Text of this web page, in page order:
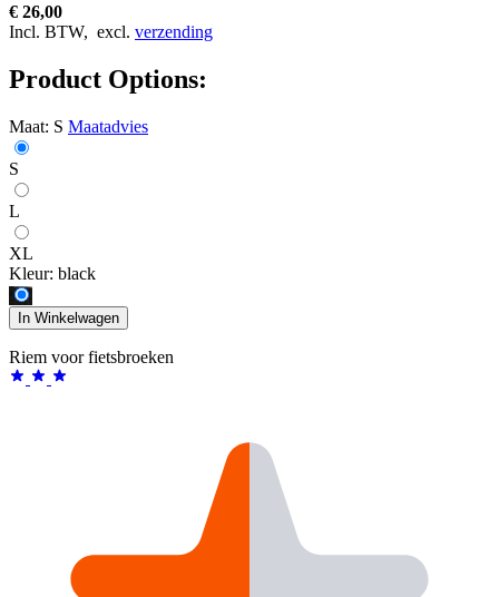
€ 26,00
Incl. BTW, excl. verzending
Product Options:
Maat: S Maatadvies
S
L
XL
Kleur: black
In Winkelwagen
Riem voor fietsbroeken